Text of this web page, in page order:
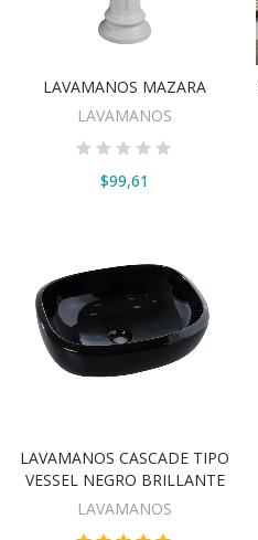
VER OPCIONES
LAVAMANOS MAZARA
LAVAMANOS
$99,61
VER OPCIONES
LAVAMANOS CASCADE TIPO
VESSEL NEGRO BRILLANTE
LAVAMANOS